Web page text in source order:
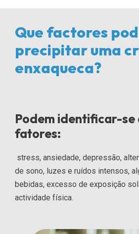
Que factores
precipitar uma
enxaqueca?
Podem identificar-se
fatores:
stress, ansiedade, depressão,
de sono, luzes e ruí­dos intensos,
bebidas, excesso de exposição
actividade fí­sica.